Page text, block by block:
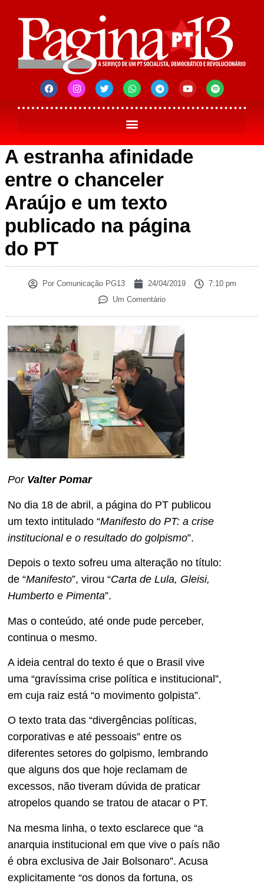
A estranha afinidade
entre o chanceler
Araújo e um texto
publicado na página
do PT
PorComunicação PG13 24/04/2019
7:10 pm
Um Comentário
Por Valter Pomar
No dia 18 de abril, a página do PT publicou
um texto intitulado “Manifesto do PT: a crise
institucional e o resultado do golpismo”.
Depois o texto sofreu uma alteração no título:
de “Manifesto”, virou “Carta de Lula, Gleisi,
Humberto e Pimenta”.
Mas o conteúdo, até onde pude perceber,
continua o mesmo.
A ideia central do texto é que o Brasil vive
uma “gravíssima crise política e institucional”,
em cuja raiz está “o movimento golpista”.
O texto trata das “divergências políticas,
corporativas e até pessoais” entre os
diferentes setores do golpismo, lembrando
que alguns dos que hoje reclamam de
excessos, não tiveram dúvida de praticar
atropelos quando se tratou de atacar o PT.
Na mesma linha, o texto esclarece que “a
anarquia institucional em que vive o país não
é obra exclusiva de Jair Bolsonaro”. Acusa
explicitamente “os donos da fortuna, os